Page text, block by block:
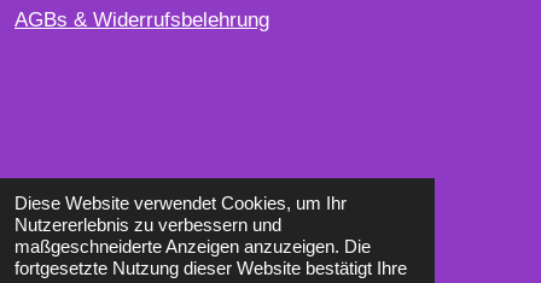
Diese Website verwendet Cookies, um Ihr
Nutzererlebnis zu verbessern und
maßgeschneiderte Anzeigen anzuzeigen. Die
fortgesetzte Nutzung dieser Website bestätigt Ihre
AGBs & Widerrufsbelehrung
Bezahlmethoden